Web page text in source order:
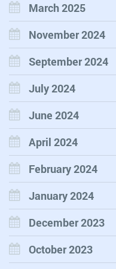
March 2025
November 2024
September 2024
July 2024
June 2024
April 2024
February 2024
January 2024
December 2023
October 2023